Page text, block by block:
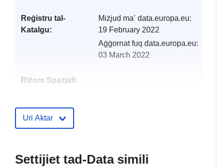
Reġistru tal-
Katalgu:
Miżjud ma’ data.europa.eu:
19 February 2022
Aġġornat fuq data.europa.eu:
03 March 2022
Riżors Spazjali:
99e811650924
Uri Aktar
Settijiet tad-Data simili